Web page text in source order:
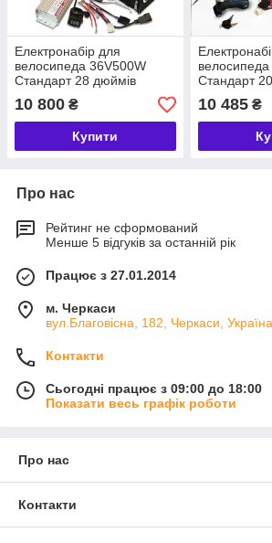
Електронабір для
велосипеда 36V500W
Стандарт 28 дюймів
10 800 ₴
Купити
Стандарт
10 485₴
Про нас
Рейтинг не сформований
Менше 5 відгуків за останній рік
Працює з 27.01.2014
м. Черкаси
вул.Благовісна, 182, Черкаси, Україна
Контакти
Сьогодні працює з 09:00 до 18:00
Показати весь графік роботи
Про нас
Контакти